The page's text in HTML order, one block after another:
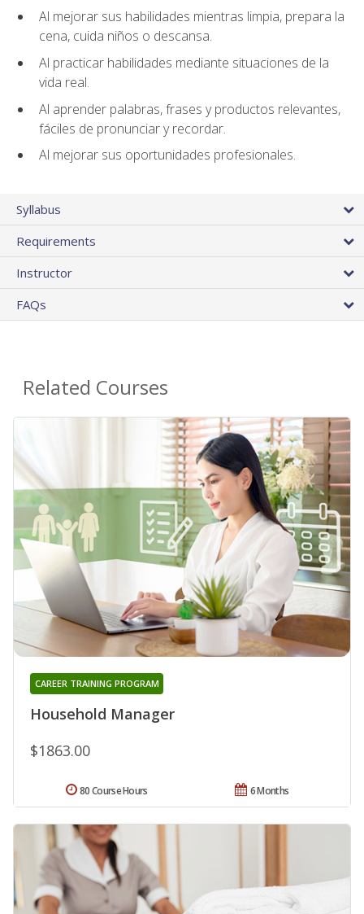
Al mejorar sus habilidades mientras limpia, prepara la
cena, cuida niños o descansa.
Al practicar habilidades mediante situaciones de la
vida real.
Al aprender palabras, frases y productos relevantes,
fáciles de pronunciar y recordar.
Al mejorar sus oportunidades profesionales.
Syllabus
Requirements
Instructor
FAQs
Related Courses
Household Manager
CAREER TRAINING PROGRAM
$1863.00
6 Months
80 Course Hours